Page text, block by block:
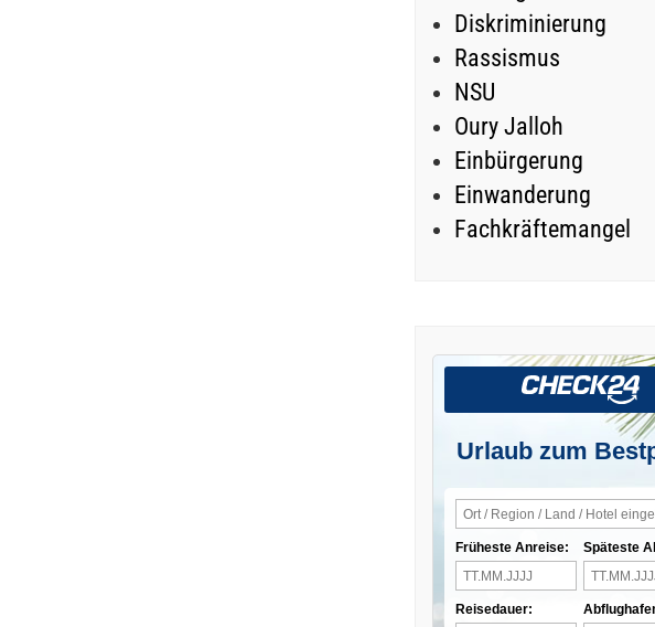
Diskriminierung
Rassismus
NSU
Oury Jalloh
Einbürgerung
Einwanderung
Fachkräftemangel
Urlaub zum
Früheste Anreise:
Reisedauer:
Späteste